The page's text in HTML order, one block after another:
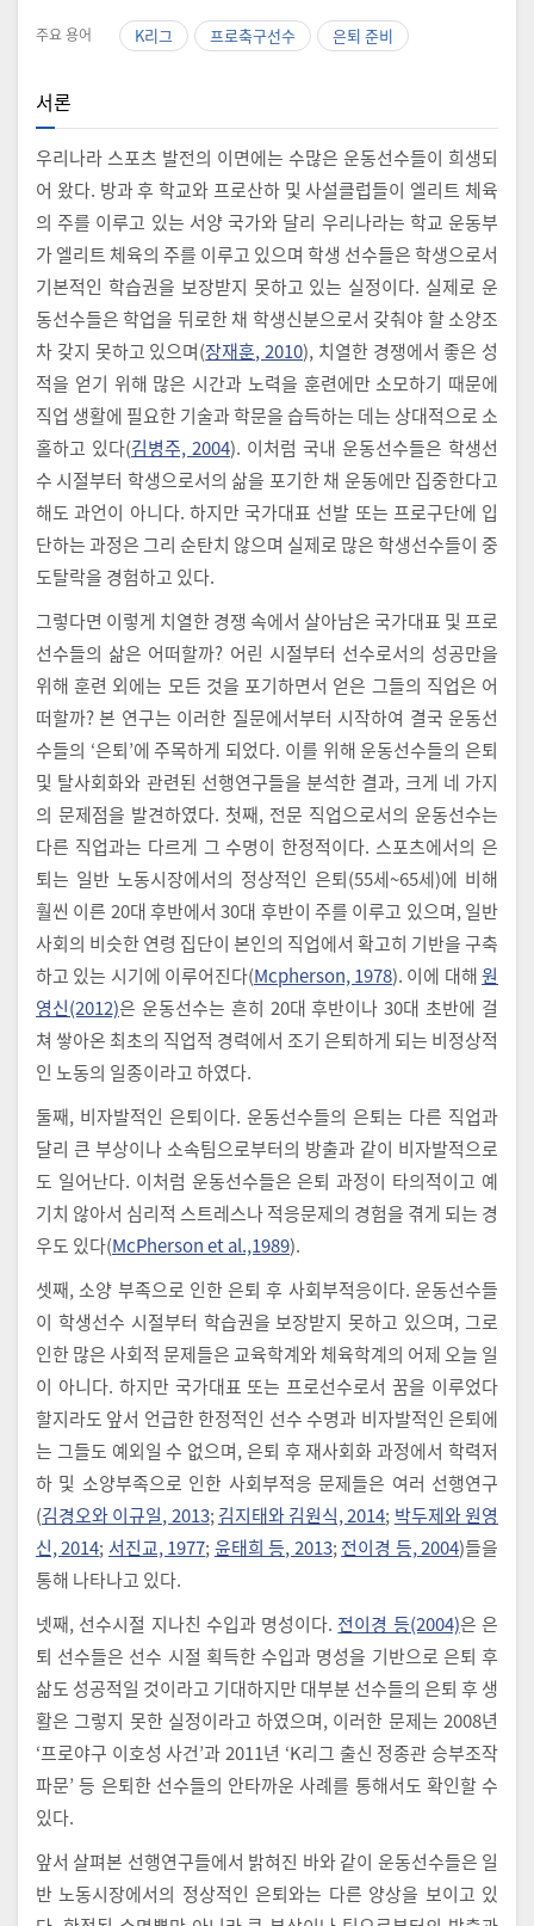
주요 용어 K리그 프로축구선수 은퇴 준비
서론
우리나라 스포츠 발전의 이면에는 수많은 운동선수들이 희생되
어 왔다. 방과 후 학교와 프로산하 및 사설클럽들이 엘리트 체육
의 주를 이루고 있는 서양 국가와 달리 우리나라는 학교 운동부
가 엘리트 체육의 주를 이루고 있으며 학생 선수들은 학생으로서
기본적인 학습권을 보장받지 못하고 있는 실정이다. 실제로 운
동선수들은 학업을 뒤로한 채 학생신분으로서 갖춰야 할 소양조
차 갖지 못하고 있으며(장재훈, 2010), 치열한 경쟁에서 좋은 성
적을 얻기 위해 많은 시간과 노력을 훈련에만 소모하기 때문에
직업 생활에 필요한 기술과 학문을 습득하는 데는 상대적으로 소
홀하고 있다(김병주, 2004). 이처럼 국내 운동선수들은 학생선
수 시절부터 학생으로서의 삶을 포기한 채 운동에만 집중한다고
해도 과언이 아니다. 하지만 국가대표 선발 또는 프로구단에 입
단하는 과정은 그리 순탄치 않으며 실제로 많은 학생선수들이 중
도탈락을 경험하고 있다.
그렇다면 이렇게 치열한 경쟁 속에서 살아남은 국가대표 및 프로
선수들의 삶은 어떠할까? 어린 시절부터 선수로서의 성공만을
위해 훈련 외에는 모든 것을 포기하면서 얻은 그들의 직업은 어
떠할까? 본 연구는 이러한 질문에서부터 시작하여 결국 운동선
수들의 ‘은퇴’에 주목하게 되었다. 이를 위해 운동선수들의 은퇴
및 탈사회화와 관련된 선행연구들을 분석한 결과, 크게 네 가지
의 문제점을 발견하였다. 첫째, 전문 직업으로서의 운동선수는
다른 직업과는 다르게 그 수명이 한정적이다. 스포츠에서의 은
퇴는 일반 노동시장에서의 정상적인 은퇴(55세~65세)에 비해
훨씬 이른 20대 후반에서 30대 후반이 주를 이루고 있으며, 일반
사회의 비슷한 연령 집단이 본인의 직업에서 확고히 기반을 구축
하고 있는 시기에 이루어진다(Mcpherson, 1978). 이에 대해원
영신(2012)은 운동선수는 흔히 20대 후반이나 30대 초반에 걸
쳐 쌓아온 최초의 직업적 경력에서 조기 은퇴하게 되는 비정상적
인 노동의 일종이라고 하였다.
둘째, 비자발적인 은퇴이다. 운동선수들의 은퇴는 다른 직업과
달리 큰 부상이나 소속팀으로부터의 방출과 같이 비자발적으로
도 일어난다. 이처럼 운동선수들은 은퇴 과정이 타의적이고 예
기치 않아서 심리적 스트레스나 적응문제의 경험을 겪게 되는 경
우도 있다(McPherson et al.,1989).
셋째, 소양 부족으로 인한 은퇴 후 사회부적응이다. 운동선수들
이 학생선수 시절부터 학습권을 보장받지 못하고 있으며, 그로
인한 많은 사회적 문제들은 교육학계와 체육학계의 어제 오늘 일
이 아니다. 하지만 국가대표 또는 프로선수로서 꿈을 이루었다
할지라도 앞서 언급한 한정적인 선수 수명과 비자발적인 은퇴에
는 그들도 예외일 수 없으며, 은퇴 후 재사회화 과정에서 학력저
하 및 소양부족으로 인한 사회부적응 문제들은 여러 선행연구
(김경오와 이규일, 2013;김지태와 김원식, 2014; 박두제와 원영
신, 2014; 서진교, 1977;윤태희 등, 2013;전이경 등, 2004)들을
통해 나타나고 있다.
넷째, 선수시절 지나친 수입과 명성이다. 전이경 등(2004)은 은
퇴 선수들은 선수 시절 획득한 수입과 명성을 기반으로 은퇴 후
삶도 성공적일 것이라고 기대하지만 대부분 선수들의 은퇴 후 생
활은 그렇지 못한 실정이라고 하였으며, 이러한 문제는 2008년
‘프로야구 이호성 사건’과 2011년 ‘K리그 출신 정종관 승부조작
파문’ 등 은퇴한 선수들의 안타까운 사례를 통해서도 확인할 수
있다.
앞서 살펴본 선행연구들에서 밝혀진 바와 같이 운동선수들은 일
반 노동시장에서의 정상적인 은퇴와는 다른 양상을 보이고 있